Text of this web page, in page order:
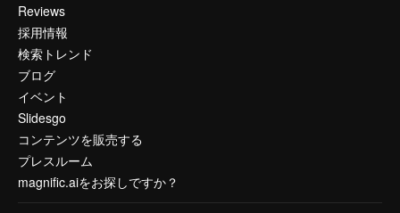
Reviews
採用情報
検索トレンド
ブログ
イベント
Slidesgo
コンテンツを販売する
プレスルーム
magnific.aiをお探しですか？